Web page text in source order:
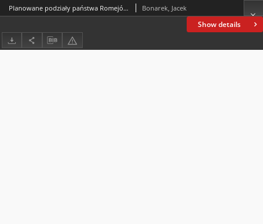
Show details
Planowane podziały państwa Romejów w X wieku. Perspektywa wydarzeń Bonarek, Jacek